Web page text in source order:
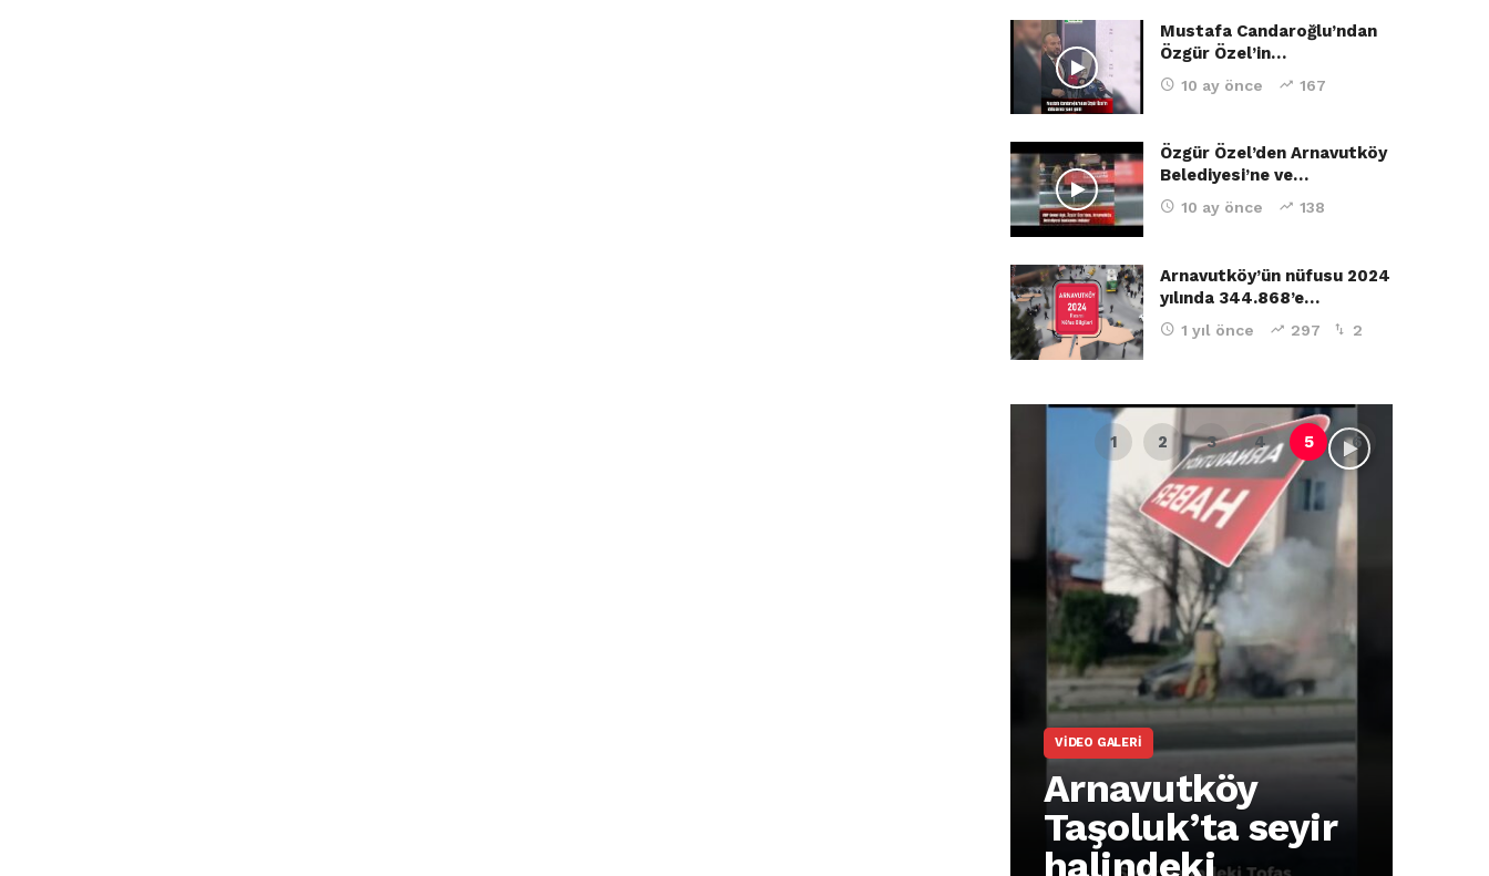
Mustafa Candaroğlu’ndan
Özgür Özel’in…
10 ay önce 167
Özgür Özel’den Arnavutköy
Belediyesi’ne ve…
10 ay önce 138
Arnavutköy’ün nüfusu 2024
yılında 344.868’e…
1 yıl önce 297 2
VIDEO GALERI
Arnavutköy
Taşoluk’ta seyir
halindeki